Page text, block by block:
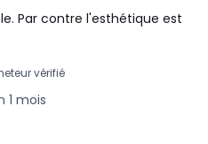
Par contre l'esthétique est
vérifié
1 mois